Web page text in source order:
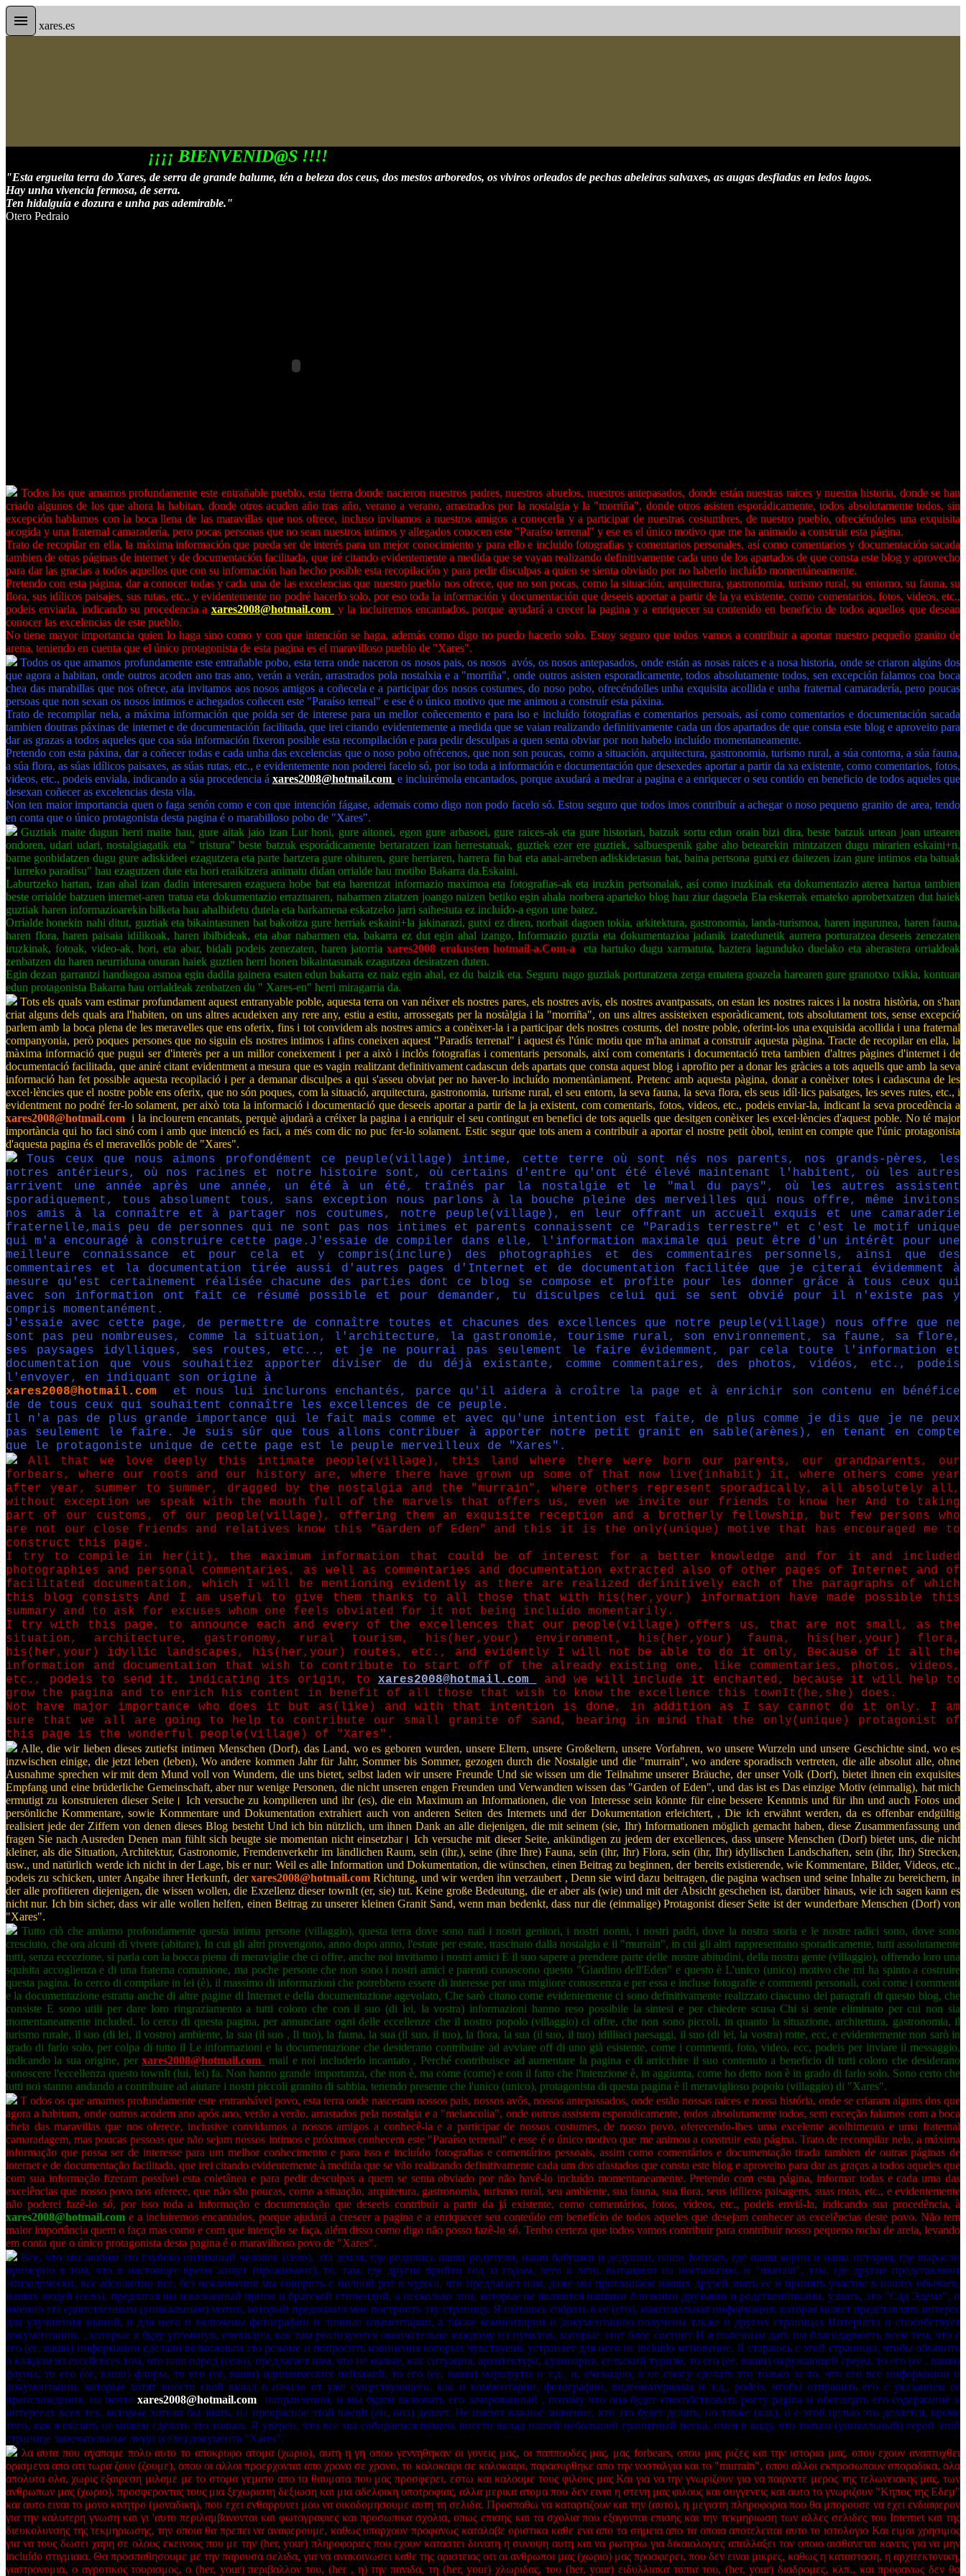
xares.es
¡¡¡¡ BIENVENID@S !!!!
"Esta ergueita terra do Xares, de serra de grande balume, tén a beleza dos ceus, dos mestos arboredos, os viviros orleados de pechas abeleiras salvaxes, as augas desfiadas en ledos lagos.
Hay unha vivencia fermosa, de serra.
Ten hidalguía e dozura e unha pas ademirable."
Otero Pedraio
Todos los que amamos profundamente este entrañable pueblo, esta tierra donde nacieron nuestros padres, nuestros abuelos, nuestros antepasados, donde están nuestras raices y nuestra historia, donde se han
criado algunos de los que ahora la habitan, donde otros acuden año tras año, verano a verano, arrastrados por la nostalgia y la "morriña", donde otros asisten esporádicamente, todos absolutamente todos, sin
excepción hablamos con la boca llena de las maravillas que nos ofrece, incluso invitamos a nuestros amigos a conocerla y a participar de nuestras costumbres, de nuestro pueblo, ofreciéndoles una exquisita
acogida y una fraternal camaradería, pero pocas personas que no sean nuestros intimos y allegados conocen este "Paraíso terrenal" y ese es el único motivo que me ha animado a construir esta página.
Trato de recopilar en ella, la máxima información que pueda ser de interés para un mejor conocimiento y para ello e incluido fotografias y comentarios personales, así como comentarios y documentación sacada
tambien de otras páginas de internet y de documentación facilitada, que iré citando evidentemente a medida que se vayan realizando definitivamente cada uno de los apartados de que consta este blog y aprovecho
para dar las gracias a todos aquellos que con su información han hecho posible esta recopilación y para pedir disculpas a quien se sienta obviado por no haberlo incluído momentáneamente.
Pretendo con esta página, dar a conocer todas y cada una de las excelencias que nuestro pueblo nos ofrece, que no son pocas, como la situación, arquitectura, gastronomia, turismo rural, su entorno, su fauna, su
flora, sus idílicos paisajes, sus rutas, etc., y evidentemente no podré hacerlo solo, por eso toda la información y documentación que deseeis aportar a partir de la ya existente, como comentarios, fotos, videos, etc.,
podeis enviarla, indicando su procedencia a xares2008@hotmail.com y la incluiremos encantados, porque ayudará a crecer la pagina y a enriquecer su contenido en beneficio de todos aquellos que desean
conocer las excelencias de este pueblo.
No tiene mayor importancia quien lo haga sino como y con que intención se haga, además como digo no puedo hacerlo solo. Estoy seguro que todos vamos a contribuir a aportar nuestro pequeño granito de
arena, teniendo en cuenta que el único protagonista de esta pagina es el maravilloso pueblo de "Xares".
Todos os que amamos profundamente este entrañable pobo, esta terra onde naceron os nosos pais, os nosos avós, os nosos antepasados, onde están as nosas raices e a nosa historia, onde se criaron algúns dos
que agora a habitan, onde outros acoden ano tras ano, verán a verán, arrastrados pola nostalxia e a "morriña", onde outros asisten esporadicamente, todos absolutamente todos, sen excepción falamos coa boca
chea das marabillas que nos ofrece, ata invitamos aos nosos amigos a coñecela e a participar dos nosos costumes, do noso pobo, ofrecéndolles unha exquisita acollida e unha fraternal camaradería, pero poucas
persoas que non sexan os nosos intimos e achegados coñecen este "Paraíso terreal" e ese é o único motivo que me animou a construír esta páxina.
Trato de recompilar nela, a máxima información que poida ser de interese para un mellor coñecemento e para iso e incluído fotografias e comentarios persoais, así como comentarios e documentación sacada
tambien doutras páxinas de internet e de documentación facilitada, que irei citando evidentemente a medida que se vaian realizando definitivamente cada un dos apartados de que consta este blog e aproveito para
dar as grazas a todos aqueles que coa súa información fixeron posible esta recompilación e para pedir desculpas a quen senta obviar por non habelo incluído momentaneamente.
Pretendo con esta páxina, dar a coñecer todas e cada unha das excelencias que o noso pobo ofrécenos, que non son poucas, como a situación, arquitectura, gastronomia, turismo rural, a súa contorna, a súa fauna,
a súa flora, as súas idílicos paisaxes, as súas rutas, etc., e evidentemente non poderei facelo só, por iso toda a información e documentación que desexedes aportar a partir da xa existente, como comentarios, fotos,
videos, etc., podeis enviala, indicando a súa procedencia á xares2008@hotmail.com e incluirémola encantados, porque axudará a medrar a pagina e a enriquecer o seu contido en beneficio de todos aqueles que
desexan coñecer as excelencias desta vila.
Non ten maior importancia quen o faga senón como e con que intención fágase, ademais como digo non podo facelo só. Estou seguro que todos imos contribuír a achegar o noso pequeno granito de area, tendo
en conta que o único protagonista desta pagina é o marabilloso pobo de "Xares".
Guztiak maite dugun herri maite hau, gure aitak jaio izan Lur honi, gure aitonei, egon gure arbasoei, gure raices-ak eta gure historiari, batzuk sortu edun orain bizi dira, beste batzuk urtean joan urtearen
ondoren, udari udari, nostalgiagatik eta " tristura" beste batzuk esporádicamente bertaratzen izan herrestatuak, guztiek ezer ere guztiek, salbuespenik gabe aho betearekin mintzatzen dugu mirarien eskaini+n,
barne gonbidatzen dugu gure adiskideei ezagutzera eta parte hartzera gure ohituren, gure herriaren, harrera fin bat eta anai-arreben adiskidetasun bat, baina pertsona gutxi ez daitezen izan gure intimos eta batuak
" lurreko paradisu" hau ezagutzen dute eta hori eraikitzera animatu didan orrialde hau motibo Bakarra da.Eskaini.
Laburtzeko hartan, izan ahal izan dadin interesaren ezaguera hobe bat eta harentzat informazio maximoa eta fotografias-ak eta iruzkin pertsonalak, así como iruzkinak eta dokumentazio aterea hartua tambien
beste orrialde batzuen internet-aren tratua eta dokumentazio erraztuaren, nabarmen zitatzen joango naizen betiko egin ahala norbera aparteko blog hau ziur dagoela Eta eskerrak emateko aprobetxatzen dut haiek
guztiak haren informazioarekin bilketa hau ahalbidetu dutela eta barkamena eskatzeko jarri saihestuta ez incluído-a egon une batez.
Orrialde honekin nahi ditut, guztiak eta bikaintasunen bat bakoitza gure herriak eskaini+la jakinarazi, gutxi ez diren, norbait dagoen tokia, arkitektura, gastronomia, landa-turismoa, haren ingurunea, haren fauna,
haren flora, haren paisaia idilikoak, haren ibilbideak, eta abar nabarmen eta, bakarra ez dut egin ahal izango, Informazio guztia eta dokumentazioa jadanik izatedunetik aurrera porturatzea deseeis zenezaten
iruzkinak, fotoak, video-ak, hori, eta abar, bidali podeis zenezaten, haren jatorriaxares2008 erakusten hotmail-a.Com-a
eta hartuko dugu xarmatuta, haztera lagunduko duelako eta aberastera orrialdeak
zenbatzen du haren neurriduna onuran haiek guztien herri honen bikaintasunak ezagutzea desiratzen duten.
Egin dezan garrantzi handiagoa asmoa egin dadila gainera esaten edun bakarra ez naiz egin ahal, ez du baizik eta. Seguru nago guztiak porturatzera zerga ematera goazela harearen gure granotxo txikia, kontuan
edun protagonista Bakarra hau orrialdeak zenbatzen du " Xares-en" herri miragarria da.
Tots els quals vam estimar profundament aquest entranyable poble, aquesta terra on van néixer els nostres pares, els nostres avis, els nostres avantpassats, on estan les nostres raices i la nostra història, on s'han
criat alguns dels quals ara l'habiten, on uns altres acudeixen any rere any, estiu a estiu, arrossegats per la nostàlgia i la "morriña", on uns altres assisteixen esporàdicament, tots absolutament tots, sense excepció
parlem amb la boca plena de les meravelles que ens oferix, fins i tot convidem als nostres amics a conèixer-la i a participar dels nostres costums, del nostre poble, oferint-los una exquisida acollida i una fraternal
companyonia, però poques persones que no siguin els nostres intimos i afins coneixen aquest "Paradís terrenal" i aquest és l'únic motiu que m'ha animat a construir aquesta pàgina. Tracte de recopilar en ella, la
màxima informació que pugui ser d'interès per a un millor coneixement i per a això i inclòs fotografias i comentaris personals, així com comentaris i documentació treta tambien d'altres pàgines d'internet i de
documentació facilitada, que aniré citant evidentment a mesura que es vagin realitzant definitivament cadascun dels apartats que consta aquest blog i aprofito per a donar les gràcies a tots aquells que amb la seva
informació han fet possible aquesta recopilació i per a demanar disculpes a qui s'asseu obviat per no haver-lo incluído momentàniament. Pretenc amb aquesta pàgina, donar a conèixer totes i cadascuna de les
excel·lències que el nostre poble ens oferix, que no són poques, com la situació, arquitectura, gastronomia, turisme rural, el seu entorn, la seva fauna, la seva flora, els seus idíl·lics paisatges, les seves rutes, etc., i
evidentment no podré fer-lo solament, per això tota la informació i documentació que deseeis aportar a partir de la ja existent, com comentaris, fotos, videos, etc., podeis enviar-la, indicant la seva procedència a
xares2008@hotmail.com i la inclourem encantats, perquè ajudarà a créixer la pagina i a enriquir el seu contingut en benefici de tots aquells que desitgen conèixer les excel·lències d'aquest poble. No té major
importància qui ho faci sinó com i amb que intenció es faci, a més com dic no puc fer-lo solament. Estic segur que tots anem a contribuir a aportar el nostre petit òbol, tenint en compte que l'únic protagonista
d'aquesta pagina és el meravellós poble de "Xares".
Tous ceux que nous aimons profondément ce peuple(village) intime, cette terre où sont nés nos parents, nos grands-pères, les
notres antérieurs, où nos racines et notre histoire sont, où certains d'entre qu'ont été élevé maintenant l'habitent, où les autres
arrivent une année après une année, un été à un été, traînés par la nostalgie et le "mal du pays", où les autres assistent
sporadiquement, tous absolument tous, sans exception nous parlons à la bouche pleine des merveilles qui nous offre, même invitons
nos amis à la connaître et à partager nos coutumes, notre peuple(village), en leur offrant un accueil exquis et une camaraderie
fraternelle,mais peu de personnes qui ne sont pas nos intimes et parents connaissent ce "Paradis terrestre" et c'est le motif unique
qui m'a encouragé à construire cette page.J'essaie de compiler dans elle, l'information maximale qui peut être d'un intérêt pour une
meilleure connaissance et pour cela et y compris(inclure) des photographies et des commentaires personnels, ainsi que des
commentaires et la documentation tirée aussi d'autres pages d'Internet et de documentation facilitée que je citerai évidemment à
mesure qu'est certainement réalisée chacune des parties dont ce blog se compose et profite pour les donner grâce à tous ceux qui
avec son information ont fait ce résumé possible et pour demander, tu disculpes celui qui se sent obvié pour il n'existe pas y
compris momentanément.
J'essaie avec cette page, de permettre de connaître toutes et chacunes des excellences que notre peuple(village) nous offre que ne
sont pas peu nombreuses, comme la situation, l'architecture, la gastronomie, tourisme rural, son environnement, sa faune, sa flore,
ses paysages idylliques, ses routes, etc.., et je ne pourrai pas seulement le faire évidemment, par cela toute l'information et
documentation que vous souhaitiez apporter diviser de du déjà existante, comme commentaires, des photos, vidéos, etc., podeis
l'envoyer, en indiquant son origine à
xares2008@hotmail.com
et nous lui inclurons enchantés, parce qu'il aidera à croître la page et à enrichir son contenu en bénéfice
de de tous ceux qui souhaitent connaître les excellences de ce peuple.
Il n'a pas de plus grande importance qui le fait mais comme et avec qu'une intention est faite, de plus comme je dis que je ne peux
pas seulement le faire. Je suis sûr que tous allons contribuer à apporter notre petit granit en sable(arènes), en tenant en compte
que le protagoniste unique de cette page est le peuple merveilleux de "Xares".
All that we love deeply this intimate people(village), this land where there were born our parents, our grandparents, our
forbears, where our roots and our history are, where there have grown up some of that now live(inhabit) it, where others come year
after year, summer to summer, dragged by the nostalgia and the "murrain", where others represent sporadically, all absolutely all,
without exception we speak with the mouth full of the marvels that offers us, even we invite our friends to know her And to taking
part of our customs, of our people(village), offering them an exquisite reception and a brotherly fellowship, but few persons who
are not our close friends and relatives know this "Garden of Eden" and this it is the only(unique) motive that has encouraged me to
construct this page.
I try to compile in her(it), the maximum information that could be of interest for a better knowledge and for it and included
photographies and personal commentaries, as well as commentaries and documentation extracted also of other pages of Internet and of
facilitated documentation, which I will be mentioning evidently as there are realized definitively each of the paragraphs of which
this blog consists And I am useful to give them thanks to all those that with his(her,your) information have made possible this
summary and to ask for excuses whom one feels obviated for it not being incluído momentarily.
I try with this page, to announce each and every of the excellences that our people(village) offers us, that are not small, as the
situation, architecture, gastronomy, rural tourism, his(her,your) environment, his(her,your) fauna, his(her,your) flora,
his(her,your) idyllic landscapes, his(her,your) routes, etc., and evidently I will not be able to do it only, Because of it all the
information and documentation that wish to contribute to start off of the already existing one, like commentaries, photos, videos,
etc., podeis to send it, indicating its origin, to xares2008@hotmail.com
and we will include it enchanted, because it will help to
grow the pagina and to enrich his content in benefit of all those that wish to know the excellence this townIt(he,she) does.
Not have major importance who does it but as(like) and with that intention is done, in addition as I say cannot do it only. I am
sure that we all are going to help to contribute our small granite of sand, bearing in mind that the only(unique) protagonist of
this page is the wonderful people(village) of "Xares".
Alle, die wir lieben dieses zutiefst intimen Menschen (Dorf), das Land, wo es geboren wurden, unsere Eltern, unsere Großeltern, unsere Vorfahren, wo unsere Wurzeln und unsere Geschichte sind, wo es
inzwischen einige, die jetzt leben (leben), Wo andere kommen Jahr für Jahr, Sommer bis Sommer, gezogen durch die Nostalgie und die "murrain", wo andere sporadisch vertreten, die alle absolut alle, ohne
Ausnahme sprechen wir mit dem Mund voll von Wundern, die uns bietet, selbst laden wir unsere Freunde Und sie wissen um die Teilnahme unserer Bräuche, der unser Volk (Dorf), bietet ihnen ein exquisites
Empfang und eine brüderliche Gemeinschaft, aber nur wenige Personen, die nicht unseren engen Freunden und Verwandten wissen das "Garden of Eden", und das ist es Das einzige Motiv (einmalig), hat mich
ermutigt zu konstruieren dieser Seite। Ich versuche zu kompilieren und ihr (es), die ein Maximum an Informationen, die von Interesse sein könnte für eine bessere Kenntnis und für ihn und auch Fotos und
persönliche Kommentare, sowie Kommentare und Dokumentation extrahiert auch von anderen Seiten des Internets und der Dokumentation erleichtert, , Die ich erwähnt werden, da es offenbar endgültig
realisiert jede der Ziffern von denen dieses Blog besteht Und ich bin nützlich, um ihnen Dank an alle diejenigen, die mit seinem (sie, Ihr) Informationen möglich gemacht haben, diese Zusammenfassung und
fragen Sie nach Ausreden Denen man fühlt sich beugte sie momentan nicht einsetzbar। Ich versuche mit dieser Seite, ankündigen zu jedem der excellences, dass unsere Menschen (Dorf) bietet uns, die nicht
kleiner, als die Situation, Architektur, Gastronomie, Fremdenverkehr im ländlichen Raum, sein (ihr,), seine (ihre Ihre) Fauna, sein (ihr, Ihr) Flora, sein (ihr, Ihr) idyllischen Landschaften, sein (ihr, Ihr) Strecken,
usw., und natürlich werde ich nicht in der Lage, bis er nur: Weil es alle Information und Dokumentation, die wünschen, einen Beitrag zu beginnen, der bereits existierende, wie Kommentare, Bilder, Videos, etc.,
podeis zu schicken, unter Angabe ihrer Herkunft, derxares2008@hotmail.comRichtung, und wir werden ihn verzaubert , Denn sie wird dazu beitragen, die pagina wachsen und seine Inhalte zu bereichern, in
der alle profitieren diejenigen, die wissen wollen, die Exzellenz dieser townIt (er, sie) tut. Keine große Bedeutung, die er aber als (wie) und mit der Absicht geschehen ist, darüber hinaus, wie ich sagen kann es
nicht nur. Ich bin sicher, dass wir alle wollen helfen, einen Beitrag zu unserer kleinen Granit Sand, wenn man bedenkt, dass nur die (einmalige) Protagonist dieser Seite ist der wunderbare Menschen (Dorf) von
"Xares".
Tutto ciò che amiamo profondamente questa intima persone (villaggio), questa terra dove sono nati i nostri genitori, i nostri nonni, i nostri padri, dove la nostra storia e le nostre radici sono, dove sono
cresciuto, che ora alcuni di vivere (abitare), In cui gli altri provengono, anno dopo anno, l'estate per estate, trascinato dalla nostalgia e il "murrain", in cui gli altri rappresentano sporadicamente, tutti assolutamente
tutti, senza eccezione, si parla con la bocca piena di meraviglie che ci offre, anche noi invitiamo i nostri amici E il suo sapere a prendere parte delle nostre abitudini, della nostra gente (villaggio), offrendo loro una
squisita accoglienza e di una fraterna comunione, ma poche persone che non sono i nostri amici e parenti conoscono questo "Giardino dell'Eden" e questo è L'unico (unico) motivo che mi ha spinto a costruire
questa pagina. Io cerco di compilare in lei (è), il massimo di informazioni che potrebbero essere di interesse per una migliore conoscenza e per essa e incluse fotografie e commenti personali, così come i commenti
e la documentazione estratta anche di altre pagine di Internet e della documentazione agevolato, Che sarò citano come evidentemente ci sono definitivamente realizzato ciascuno dei paragrafi di questo blog, che
consiste E sono utili per dare loro ringraziamento a tutti coloro che con il suo (di lei, la vostra) informazioni hanno reso possibile la sintesi e per chiedere scusa Chi si sente eliminato per cui non sia
momentaneamente included. Io cerco di questa pagina, per annunciare ogni delle eccellenze che il nostro popolo (villaggio) ci offre, che non sono piccoli, in quanto la situazione, architettura, gastronomia, il
turismo rurale, il suo (di lei, il vostro) ambiente, la sua (il suo , Il tuo), la fauna, la sua (il suo, il tuo), la flora, la sua (il suo, il tuo) idilliaci paesaggi, il suo (di lei, la vostra) rotte, ecc, e evidentemente non sarò in
grado di farlo solo, per colpa di tutto il Le informazioni e la documentazione che desiderano contribuire ad avviare off di uno già esistente, come i commenti, foto, video, ecc, podeis per inviare il messaggio,
indicando la sua origine, perxares2008@hotmail.com
mail e noi includerlo incantato , Perché contribuisce ad aumentare la pagina e di arricchire il suo contenuto a beneficio di tutti coloro che desiderano
conoscere l'eccellenza questo townIt (lui, lei) fa. Non hanno grande importanza, che non è, ma come (come) e con il fatto che l'intenzione è, in aggiunta, come ho detto non è in grado di farlo solo. Sono certo che
tutti noi stanno andando a contribuire ad aiutare i nostri piccoli granito di sabbia, tenendo presente che l'unico (unico), protagonista di questa pagina è il meraviglioso popolo (villaggio) di "Xares".
Todos os que amamos profundamente este entranhável povo, esta terra onde nasceram nossos pais, nossos avôs, nossos antepassados, onde estão nossas raices e nossa história, onde se criaram alguns dos que
agora a habitam, onde outros acodem ano após ano, verão a verão, arrastados pela nostalgia e a "melancolia", onde outros assistem esporadicamente, todos absolutamente todos, sem exceção falamos com a boca
cheia das maravillas que nos oferece, inclusive convidamos a nossos amigos a conhecê-la e a participar de nossos costumes, de nosso povo, oferecendo-lhes uma excelente acolhimento e uma fraternal
camaradagem, mas poucas pessoas que não sejam nossos intimos e próximos conhecem este "Paraíso terrenal" e esse é o único motivo que me animou a construir esta página. Trato de recompilar nela, a máxima
informação que possa ser de interesse para um melhor conhecimento e para isso e incluído fotografias e comentários pessoais, assim como comentários e documentação tirada tambien de outras páginas de
internet e de documentação facilitada, que irei citando evidentemente à medida que se vão realizando definitivamente cada um dos afastados que consta este blog e aproveito para dar as graças a todos aqueles que
com sua informação fizeram possível esta coletânea e para pedir desculpas a quem se senta obviado por não havê-lo incluído momentaneamente. Pretendo com esta página, informar todas e cada uma das
excelências que nosso povo nos oferece, que não são poucas, como a situação, arquitetura, gastronomia, turismo rural, seu ambiente, sua fauna, sua flora, seus idílicos paisagens, suas rotas, etc., e evidentemente
não poderei fazê-lo só, por isso toda a informação e documentação que deseeis contribuir a partir da já existente, como comentários, fotos, vídeos, etc., podeis enviá-la, indicando sua procedência, à
xares2008@hotmail.com e a incluiremos encantados, porque ajudará a crescer a pagina e a enriquecer seu conteúdo em benefício de todos aqueles que desejam conhecer as excelências deste povo. Não tem
maior importância quem o faça mas como e com que intenção se faça, além disso como digo não posso fazê-lo só. Tenho certeza que todos vamos contribuir para contribuir nosso pequeno rocha de areia, levando
em conta que o único protagonista desta pagina é o maravilhoso povo de "Xares".
Все, что мы любим это глубоко интимный человек (село), эта земля, где родились наши родители, наши бабушки и дедушки, наши forbears, где наши корни и наша история, где выросли
примерно в том, что в настоящее время живут (проживают), то, там, где другие прийти год за годом, лето в лето, вытащили на ностальгию, и "murrain", там, где другие представляют
эпизодически, все абсолютно все, без исключения мы говорить с полной рот в чудеса, что предлагает нам, даже мы приглашаем наших друзей знать ее и принять участие в наших обычаев,
наших людей (село), предлагая им изысканный прием и братской стипендий, а несколько лиц, которые не являются нашими близкими друзьями и родственниками, узнать, это "Сад Эдема", и
именно эта единственным (уникальным) мотив, который предложил мне построить эту страницу. Я пытаюсь собрать в ее (его), максимальная информация, которая может представлять интерес
для улучшения знаний, и для него и включены фотографии и личные комментарии, а также комментарии и документацию получены также и других страницах Интернета и способствует
документации, , которые я буду упомянув, очевидно, как там реализуются окончательно каждому из пунктов, которые этот блог состоит И я полезным дать им благодарность всем тем, что с
его (ее, ваши) информации сделали возможным это резюме и попросить извинения которых чувствуешь устраняет для него не incluído мгновение. Я стараюсь с этой страницы, чтобы объявить
о каждом из excellences том, что наш народ (село), предлагает нам, что не малые, как ситуация, архитектура, кулинария, сельский туризм, то его (ее, ваши) окружающей среды, то его (ее , ваши)
фауны, то его (ее, ваши) флоры, то его (ее, ваши) идиллических пейзажей, то его (ее, ваши) маршруты и т.д., и, очевидно, я не смогу сделать это только за то, что его все информации и
документации, которые хотят внести свой вклад в начало от уже существующего, как и комментарии, фотографии, видеоматериалы и т.д., podeis, чтобы отправить его с указанием ее
происхождения, на почтеxares2008@hotmail.com
направлении, и мы будем включать его зачарованный , потому что она будет способствовать росту pagina и обогащать его содержание в
интересах всех тех, которые хотели бы знать, на прекрасное этой townIt (он, она) делает. Не имеют важное значение, кто это будет делать, но также (как), и с этой целью это делается, кроме
того, как я сказать не можем сделать это только. Я уверен, что все мы собираемся помочь внести вклад нашей небольшой гранитный песка, имея в виду, что только (уникальный) герой этой
странице замечательные люди (село) документа "Xares".
λα αυτα που αγαπαμε πολυ αυτο το αποκρυφο ατομα (χωριο), αυτη η γη οπου γεννηθηκαν οι γονεις μας, οι παππουδες μας, μας forbears, οπου μας ριζες και την ιστορια μας, οπου εχουν αναπτυχθει
ορισμενα απο οτι τωρα ζουν (ζουμε), οπου οι αλλοι προερχονται απο χρονο σε χρονο, το καλοκαιρι σε καλοκαιρι, παρασυρθηκε απο την νοσταλγια και το "murrain", οπου αλλοι εκπροσωπουν σποραδικα, ολα
απολυτα ολα, χωρις εξαιρεση μιλαμε με το στομα γεματο απο τα θαυματα που μας προσφερει, εστω και καλουμε τους φιλους μας Και για να την γνωριζουν για να παιρνετε μερος της τελωνειακης μας, των
ανθρωπων μας (χωριο), προσφεροντας τους μια ξεχωριστη δεξιωση και μια αδελφικη υποτροφιας, αλλα μερικα ατομα που δεν ειναι η στενη μας φιλους και συγγενεις και αυτο το γνωριζουν "Κηπος της Εδεμ"
και αυτο ειναι το μονο κινητρο (μοναδικη), που εχει ενθαρρυνει μου να οικοδομησουμε αυτη τη σελιδα. Προσπαθω να καταρτιζουν και την (αυτο), η μεγιστη πληροφορια που θα μπορουσε να εχει ενδιαφερον
για την καλυτερη γνωση και γι 'αυτο περιλαμβανονται και φωτογραφιες και προσωπικα σχολια, οπως επισης και τα σχολια που εξαγονται επισης και την τεκμηριωση των αλλες σελιδες του Internet και της
διευκολυνσης της τεκμηριωσης, την οποια θα πρεπει να αναφερουμε, καθως υπαρχουν προφανως καταλαβε οριστικα καθε ενα απο τα σημεια απο τα οποια αποτελειται αυτο το ιστολογιο Και ειμαι χρησιμος
για να τους δωσει χαρη σε ολους εκεινους που με την (her, your) πληροφοριες που εχουν καταστει δυνατη η συνοψη αυτη και να ρωτησω για δικαιολογιες απαλλαξει τον οποιο αισθανεται κανεις για να μην
incluído στιγμιαια. Θα προσπαθησουμε με την παρουσα σελιδα, για να ανακοινωσει καθε της αριστειας οτι οι ανθρωποι μας (χωριο) μας προσφερει, που δεν ειναι μικρες, καθως η κατασταση, η αρχιτεκτονικη,
γαστρονομια, ο αγροτικος τουρισμος, ο (her, your) περιβαλλον του, (her , η) την πανιδα, τη (her, your) χλωριδας, του (her, your) ειδυλλιακα τοπια του, (her, your) διαδρομες, κλπ., και προφανως δεν θα